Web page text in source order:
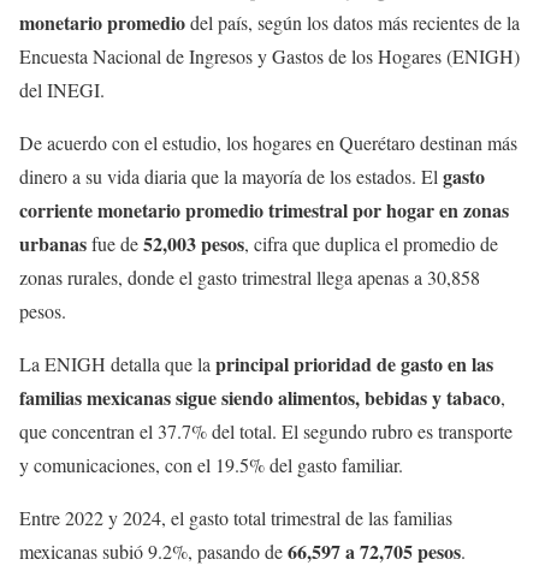
monetario promediodel país, según los datos más recientes de la
Encuesta Nacional de Ingresos y Gastos de los Hogares (ENIGH)
del INEGI.
De acuerdo con el estudio, los hogares en Querétaro destinan más
dinero a su vida diaria que la mayoría de los estados. El gasto
corriente monetario promedio trimestral por hogar en zonas
urbanasfue de52,003 pesos, cifra que duplica el promedio de
zonas rurales, donde el gasto trimestral llega apenas a 30,858
pesos.
La ENIGH detalla que la principal prioridad de gasto en las
familias mexicanas sigue siendo alimentos, bebidas y tabaco,
que concentran el 37.7% del total. El segundo rubro es transporte
y comunicaciones, con el 19.5% del gasto familiar.
Entre 2022 y 2024, el gasto total trimestral de las familias
mexicanas subió 9.2%, pasando de66,597 a 72,705 pesos.